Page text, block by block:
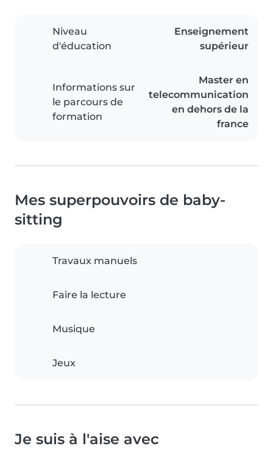
Niveau
d'éducation
Enseignement
supérieur
Informations sur
le parcours de
formation
Master en
telecommunication
en dehors de la
france
Mes superpouvoirs de baby-
sitting
Travaux manuels
Faire la lecture
Musique
Jeux
Je suis à l'aise avec